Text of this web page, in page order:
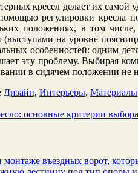
кресел делает их
регулировки кресла
положениях, в том
(выступами на уровне
особенностей: одним
эту проблему. Выбирая
в сидячем положении не
Дизайн, Интерьеры, Материалы
основные критерии выбора
въездных ворот,